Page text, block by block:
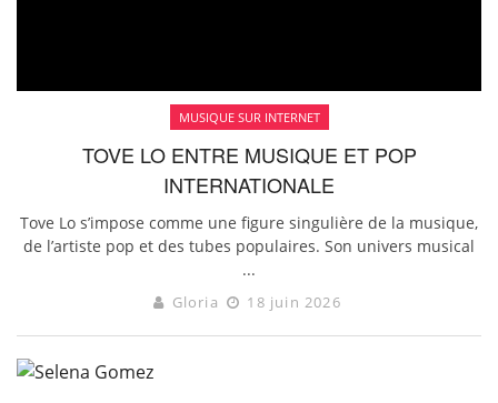
MUSIQUE SUR INTERNET
TOVE LO ENTRE MUSIQUE ET POP
INTERNATIONALE
Tove Lo s’impose comme une figure singulière de la musique,
de l’artiste pop et des tubes populaires. Son univers musical
...
Gloria 18 juin 2026